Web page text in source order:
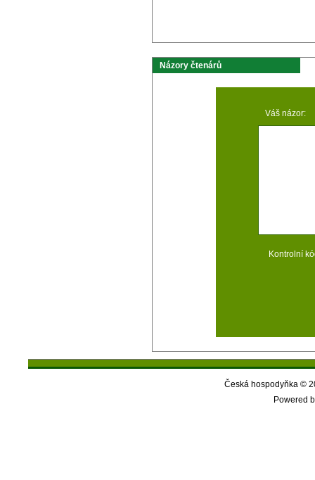
Názory čtenárů
Váš názor:
Kontrolní
Česká hospodyňka ©
Powered